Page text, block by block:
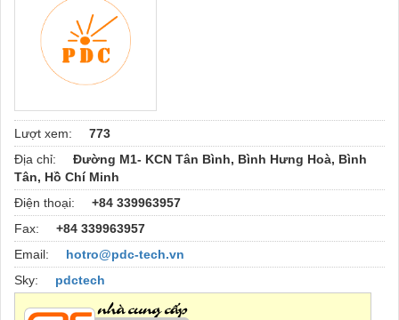
Lượt xem:
773
Địa chỉ:
Đường M1- KCN Tân Bình, Bình Hưng Hoà, Bình
Tân, Hồ Chí Minh
Điện thoại:
+84 339963957
Fax:
+84 339963957
Email:
hotro@pdc-tech.vn
Sky:
pdctech